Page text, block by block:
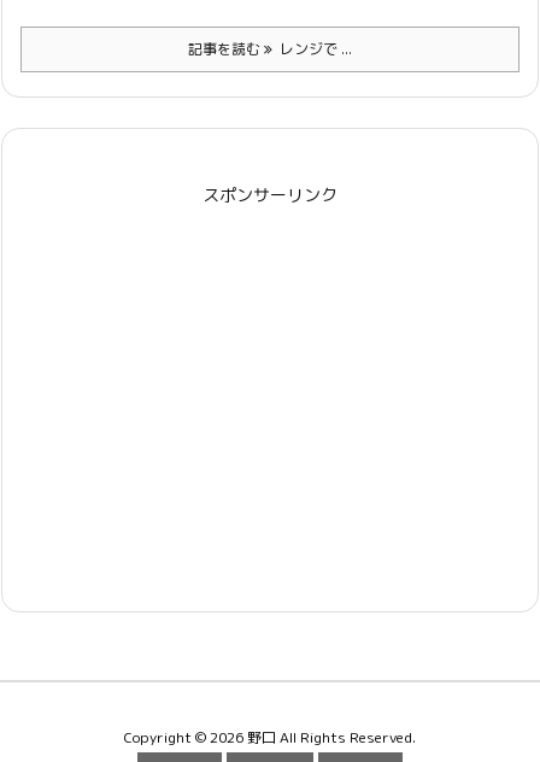
記事を読む レンジで ...
スポンサーリンク
Copyright ©2026 野口 All Rights Reserved.